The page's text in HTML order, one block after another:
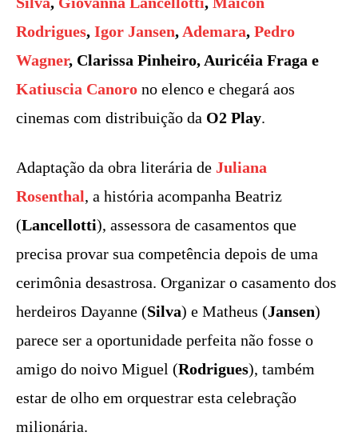
Rodrigues, Igor Jansen,Ademara, Pedro
Wagner, Clarissa Pinheiro, Auricéia Fraga e
Katiuscia Canoro no elenco e chegará aos
cinemas com distribuição da O2 Play.
Adaptação da obra literária de Juliana
Rosenthal, a história acompanha Beatriz
(Lancellotti), assessora de casamentos que
precisa provar sua competência depois de uma
cerimônia desastrosa. Organizar o casamento dos
herdeiros Dayanne (Silva) e Matheus (Jansen)
parece ser a oportunidade perfeita não fosse o
amigo do noivo Miguel (Rodrigues), também
estar de olho em orquestrar esta celebração
milionária.